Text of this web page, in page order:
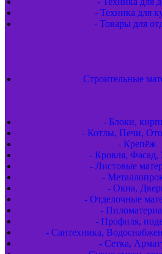
- Техника для
- Товары для
Строительные
- Блоки,
- Котлы, Печи,
- Крепёж
- Кровля, Фасад,
- Листовые
-
- Окна,
- Отделочные
-
- Профиля,
- Сантехника,
- Сетка,